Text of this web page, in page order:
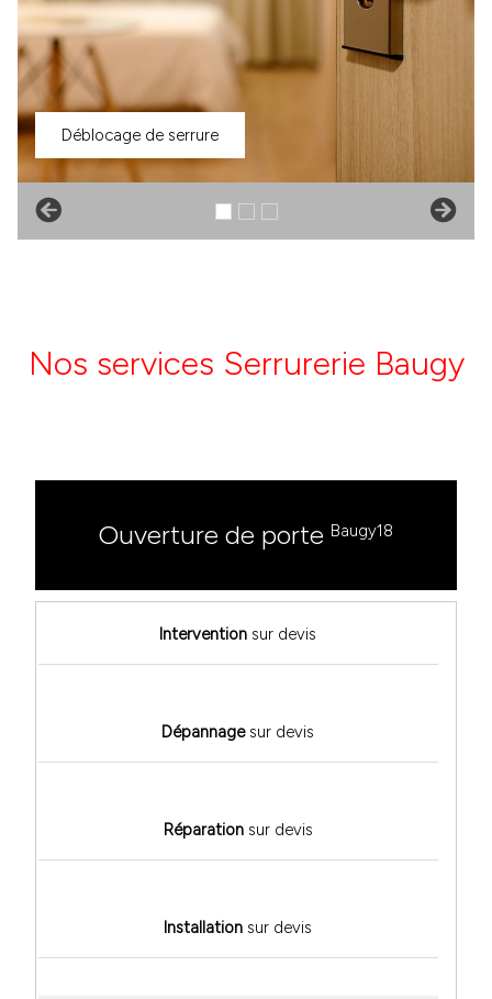
Déblocage de serrure
Nos services Serrurerie Baugy
Ouverture de porte Baugy18
Intervention sur devis
Dépannagesur devis
Réparationsur devis
Installation sur devis